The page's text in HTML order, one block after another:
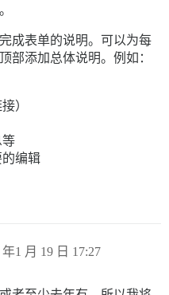
成表单的说明。可以为每
部添加总体说明。例如：
）
等
编辑
年1 月 19 日 17:27